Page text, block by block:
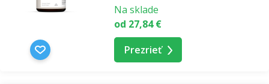
Na sklade
od 27,84 €
Prezrieť